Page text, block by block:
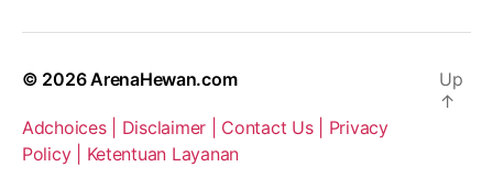
© 2026ArenaHewan.com
Adchoices | Disclaimer | Contact Us | Privacy
Policy | Ketentuan Layanan
Up
↑